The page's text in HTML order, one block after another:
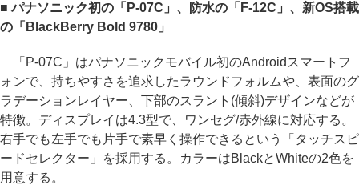
■ パナソニック初の「P-07C」、防水の「F-12C」、新OS搭載
の「BlackBerry Bold 9780」
「P-07C」はパナソニックモバイル初のAndroidスマートフ
ォンで、持ちやすさを追求したラウンドフォルムや、表面のグ
ラデーションレイヤー、下部のスラント(傾斜)デザインなどが
特徴。ディスプレイは4.3型で、ワンセグ/赤外線に対応する。
右手でも左手でも片手で素早く操作できるという「タッチスピ
ードセレクター」を採用する。カラーはBlackとWhiteの2色を
用意する。